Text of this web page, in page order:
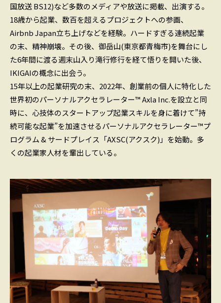
国放送 BS12)など多数のメディアや放送に掲載、出演する。
18歳から起業、数百を超えるプロジェクトへの参画、
Airbnb Japan立ち上げなどを経験。ハードすぎる連続起業
の末、精神崩壊。その後、御岳山(東京都青梅市)を舞台にし
た6年間に渡る週末山入り滝行修行を経て悟りを開いた後、
IKIGAIの概念に出会う。
15年以上の起業研究の末、2022年、創業前の個人に特化した
世界初のパーソナルアクセラレーター™ Axla Inc.を設立と同
時に、心技体のスタートアップ起業スキルを身に着けて”持
続可能な起業”を加速させるパーソナルアクセラレーター™プ
ログラム & サードプレイス「AXSC(アクスク)」を始動。多
くの起業家人材を輩出している。